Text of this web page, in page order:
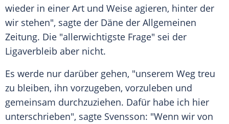
wieder in einer Art und Weise agieren, hinter der
wir stehen", sagte der Däne der Allgemeinen
Zeitung. Die "allerwichtigste Frage" sei der
Ligaverbleib aber nicht.
Es werde nur darüber gehen, "unserem Weg treu
zu bleiben, ihn vorzugeben, vorzuleben und
gemeinsam durchzuziehen. Dafür habe ich hier
unterschrieben", sagte Svensson: "Wenn wir von